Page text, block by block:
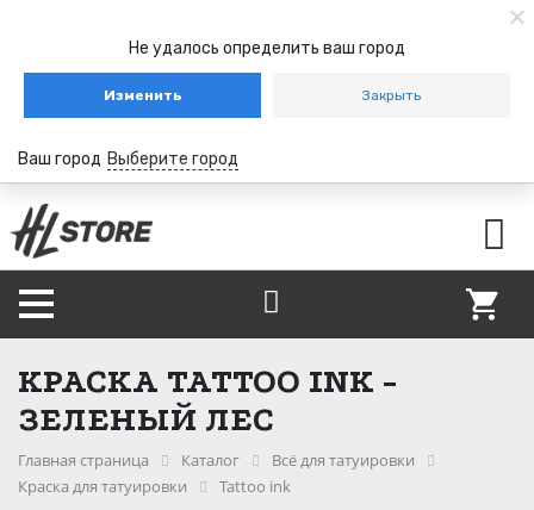
Не удалось определить ваш город
Изменить Закрыть
Ваш город Выберите город
КРАСКА TATTOO INK -
ЗЕЛЕНЫЙ ЛЕС
Главная страница Каталог
Всё для татуировки
Краска для татуировки
Tattoo ink